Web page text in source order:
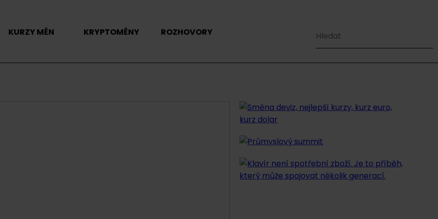
KURZY MĚN KRYPTOMĚNY ROZHOVORY